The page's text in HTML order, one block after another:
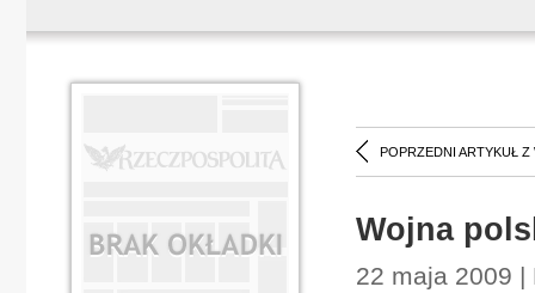
POPRZEDNI ARTYKUŁ Z
Wojna
22 maja 2009 |